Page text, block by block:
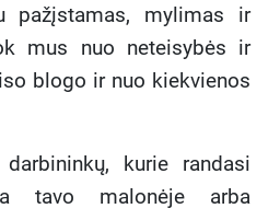
pažįstamas, mylimas ir
mus nuo neteisybės ir
blogo ir nuo kiekvienos
kurie randasi
tavo malonėje arba